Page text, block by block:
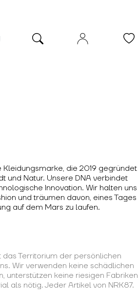
Kleidungsmarke, die 2019 gegründet
und Natur. Unsere DNA verbindet
Innovation. Wir halten uns
und träumen davon, eines Tages
auf dem Mars zu laufen.
Territorium der persönlichen
Wir verwenden keine schädlichen
unterstützen keine riesigen Fabriken
als nötig. Jeder Artikel von NRK87.